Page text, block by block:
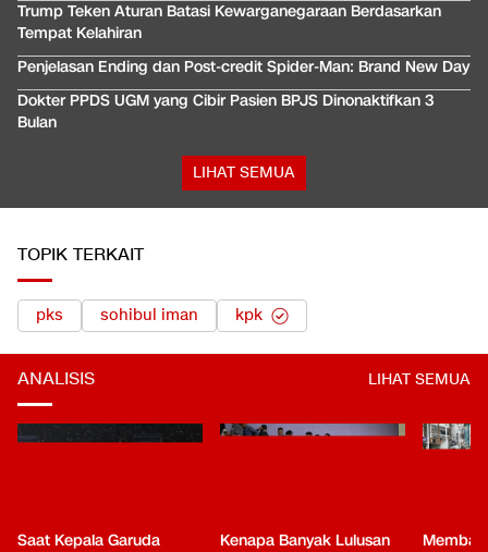
Trump Teken Aturan Batasi Kewarganegaraan Berdasarkan
Tempat Kelahiran
Penjelasan Ending dan Post-credit Spider-Man: Brand New Day
Dokter PPDS UGM yang Cibir Pasien BPJS Dinonaktifkan 3
Bulan
LIHAT SEMUA
TOPIK TERKAIT
pks sohibul iman kpk
ANALISIS LIHAT SEMUA
Saat Kepala Garuda
Kenapa Banyak Lulusan